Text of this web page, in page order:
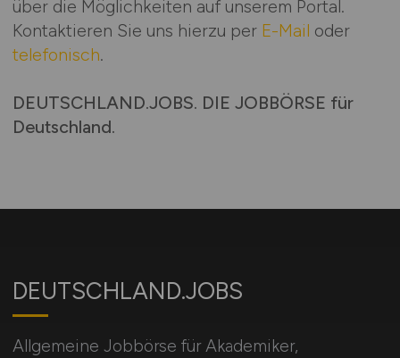
über die Möglichkeiten auf unserem Portal.
Kontaktieren Sie uns hierzu per E-Mail oder
telefonisch.
DEUTSCHLAND.JOBS. DIE JOBBÖRSE für
Deutschland.
DEUTSCHLAND.JOBS
Allgemeine Jobbörse für Akademiker,